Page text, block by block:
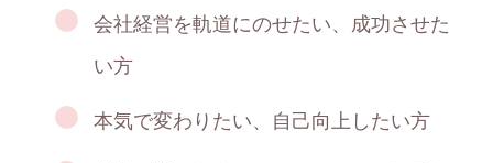
会社経営を軌道にのせたい、成功させた
い方
本気で変わりたい、自己向上したい方